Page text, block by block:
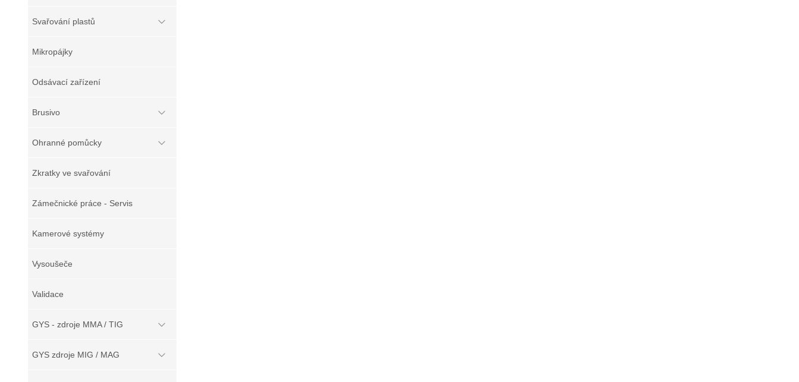
Svařování plastů
Mikropájky
Odsávací zařízení
Brusivo
Ohranné pomůcky
Zkratky ve svařování
Zámečnické práce - Servis
Kamerové systémy
Vysoušeče
Validace
GYS - zdroje MMA / TIG
GYS zdroje MIG / MAG